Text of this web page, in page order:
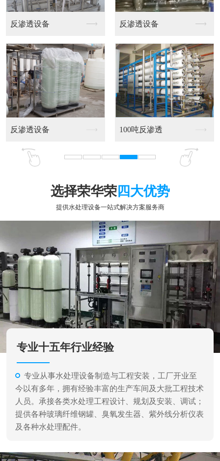
60吨反渗透设备方案 反渗透设备
2吨反渗透设备 不锈钢反渗透设备
选择荣华荣四大优势
提供水处理设备一站式解决方案服务商
专业十五年行业经验
专业从事水处理设备制造与工程安装，工厂开业至
今以有多年，拥有经验丰富的生产车间及大批工程技术
人员。承接各类水处理工程设计、规划及安装、调试；
提供各种玻璃纤维钢罐、臭氧发生器、紫外线分析仪表
及各种水处理配件。